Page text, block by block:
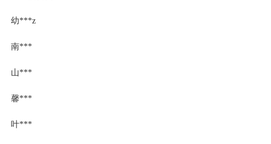
幼***z
南***
山***
馨***
叶***